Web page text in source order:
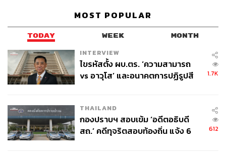
My Neighborhood: ทุกไลฟ์สไตล์ที่คุณมองหา อยู่ใกล้
กว่าที่คิด
อีกจุดเด่นคือ ‘ทำเล’ เพราะเป็นเรื่องที่อนันดาให้ความสำคัญ
อย่างมาก ซึ่ง AIRI SUKHUMVIT-BANGNA KM.5 สามารถ
อีกแล้วบนถนนบางนา กม.5 ซึ่งเป็นทำเลศักยภาพที่คนรุ่น
ใหม่เข้ามาอยู่อาศัยกันมากขึ้น และกลายเป็น New CBD
กรุงเทพฯ ฝั่งตะวันออกที่น่าจับตา และยังใกล้ทุกความ
ต้องการที่คุณและครอบครัวมองหา
MOST POPULAR
TODAY WEEK MONTH
INTERVIEW
ไขรหัสตั้ง ผบ.ตร. ‘ความสามารถ
vs อาวุโส’ และอนาคตการปฏิรูปสี
1.7K
THAILAND
กองปราบฯ สอบเข้ม ‘อดีตอธิบดี
สถ.’ คดีทุจริตสอบท้องถิ่น แจ้ง 6
612